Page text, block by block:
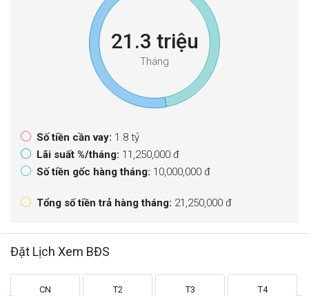
21.3 triệu
Tháng
Số tiền cần vay: 1.8 tỷ
Lãi suất %/tháng: 11,250,000 đ
Số tiền gốc hàng tháng: 10,000,000 đ
Tổng số tiền trả hàng tháng: 21,250,000 đ
Đặt Lịch Xem BĐS
CN T2 T3 T4